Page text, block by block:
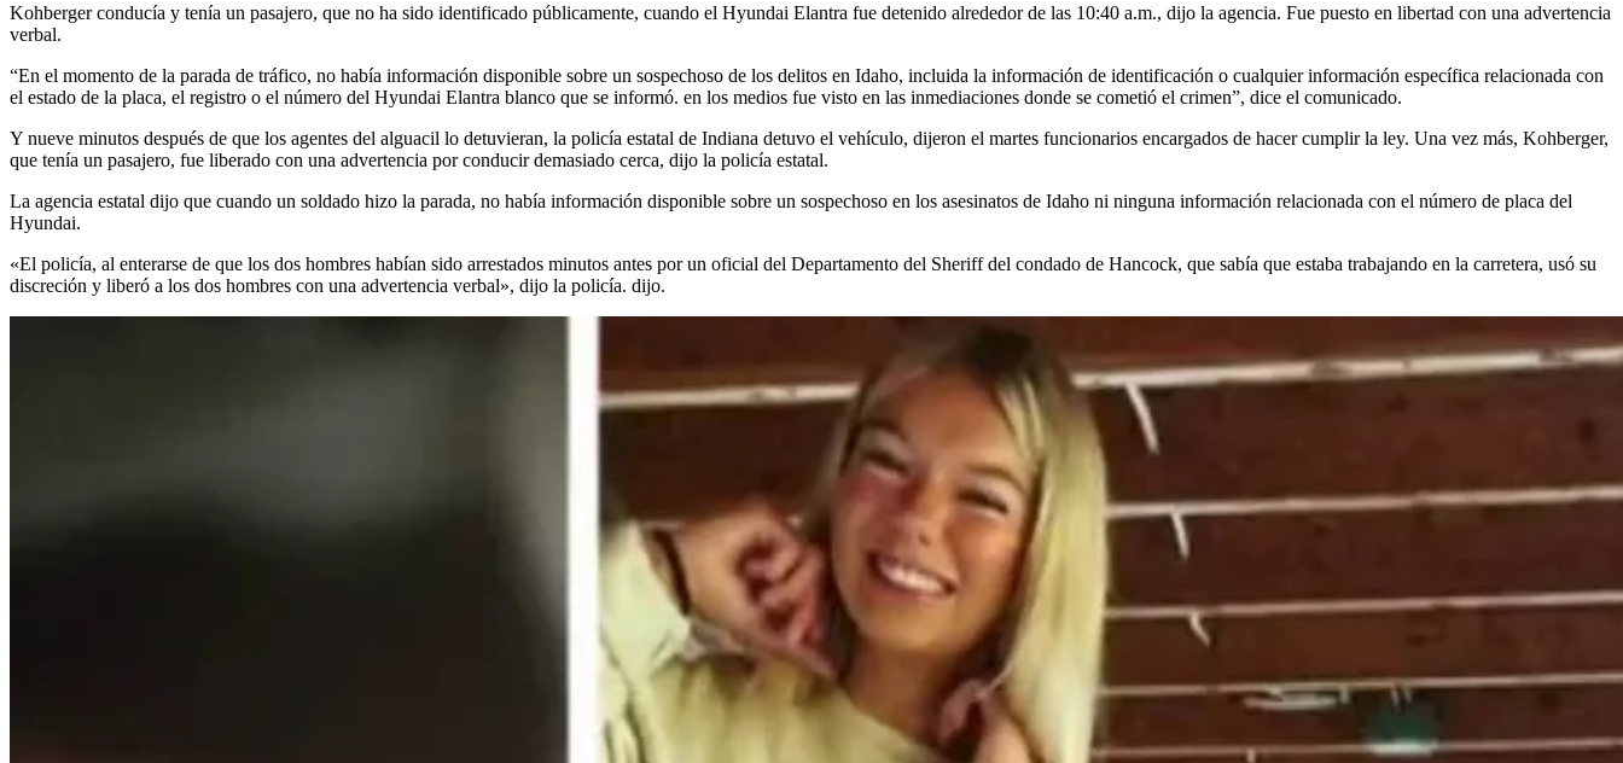
Kohberger conducía y tenía un pasajero, que no ha sido identificado públicamente, cuando el Hyundai Elantra fue detenido alrededor de las 10:40 a.m., dijo la agencia. Fue puesto en libertad con una advertencia
verbal.
“En el momento de la parada de tráfico, no había información disponible sobre un sospechoso de los delitos en Idaho, incluida la información de identificación o cualquier información específica relacionada con
el estado de la placa, el registro o el número del Hyundai Elantra blanco que se informó. en los medios fue visto en las inmediaciones donde se cometió el crimen”, dice el comunicado.
Y nueve minutos después de que los agentes del alguacil lo detuvieran, la policía estatal de Indiana detuvo el vehículo, dijeron el martes funcionarios encargados de hacer cumplir la ley. Una vez más, Kohberger,
que tenía un pasajero, fue liberado con una advertencia por conducir demasiado cerca, dijo la policía estatal.
La agencia estatal dijo que cuando un soldado hizo la parada, no había información disponible sobre un sospechoso en los asesinatos de Idaho ni ninguna información relacionada con el número de placa del
Hyundai.
«El policía, al enterarse de que los dos hombres habían sido arrestados minutos antes por un oficial del Departamento del Sheriff del condado de Hancock, que sabía que estaba trabajando en la carretera, usó su
discreción y liberó a los dos hombres con una advertencia verbal», dijo la policía. dijo.